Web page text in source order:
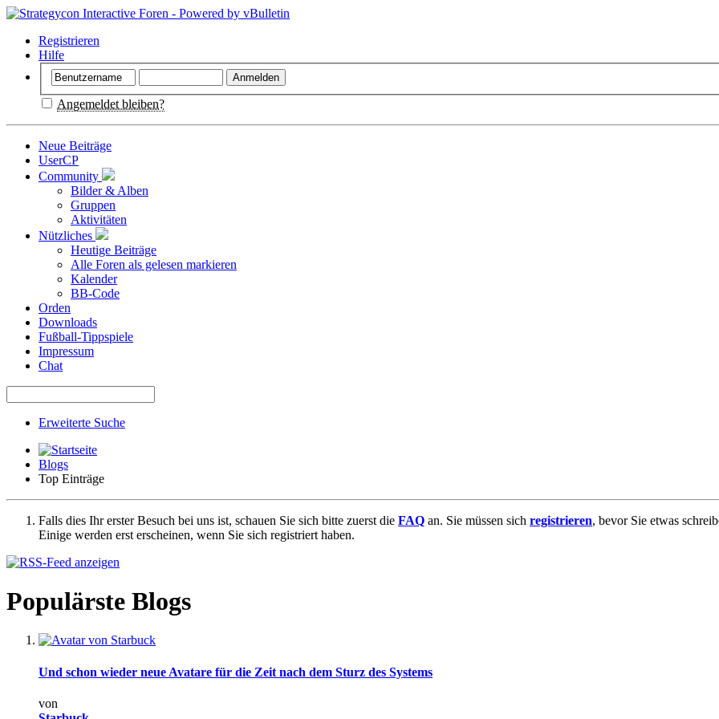
Registrieren
Hilfe
Angemeldet bleiben?
Neue Beiträge
UserCP
Community
Bilder & Alben
Gruppen
Aktivitäten
Nützliches
Heutige Beiträge
Alle Foren als gelesen markieren
Kalender
BB-Code
Orden
Downloads
Fußball-Tippspiele
Impressum
Chat
Erweiterte Suche
Blogs
Top Einträge
Falls dies Ihr erster Besuch bei uns ist, schauen Sie sich bitte zuerst die FAQ an. Sie müssen sich registrieren, bevor Sie etwas
Einige werden erst erscheinen, wenn Sie sich registriert haben.
Populärste Blogs
Und schon wieder neue Avatare für die Zeit nach dem Sturz des Systems
von